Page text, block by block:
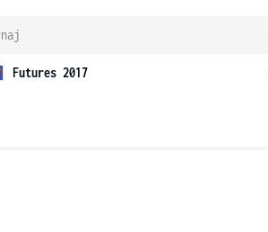
Futures 2017